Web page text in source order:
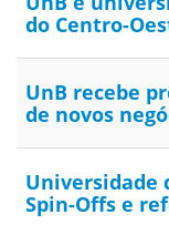
do Centro-
UnB recebe
de novos
Universidade
Spin-Offs e